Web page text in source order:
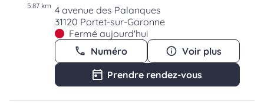
5.87 km 4 avenue des Palanques
31120 Portet-sur-Garonne
Fermé aujourd'hui
Numéro
Voir plus
Prendre rendez-vous